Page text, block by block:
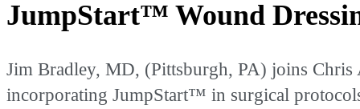
JumpStart™ Wound
Jim Bradley, MD, (Pittsburgh, PA) joins Chris
incorporating JumpStart™ in surgical